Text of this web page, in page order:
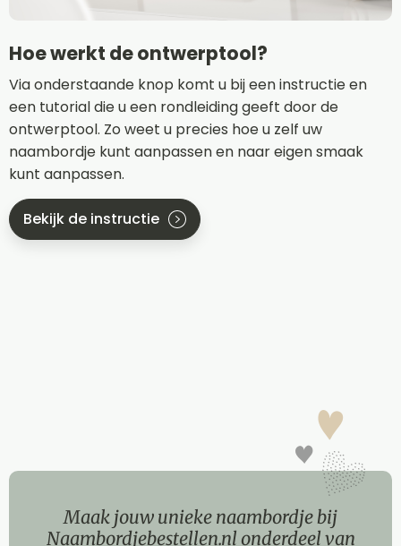
Hoe werkt de ontwerptool?
Via onderstaande knop komt u bij een instructie en
een tutorial die u een rondleiding geeft door de
ontwerptool. Zo weet u precies hoe u zelf uw
naambordje kunt aanpassen en naar eigen smaak
kunt aanpassen.
Bekijk de instructie
Maak jouw unieke naambordje bij
Naambordjebestellen.nl onderdeel van